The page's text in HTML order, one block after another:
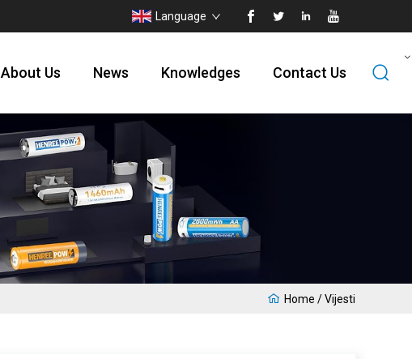
Language
About Us News Knowledges Contact Us
Home /Vijesti